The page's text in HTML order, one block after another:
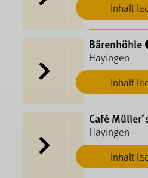
Inhalt
Inhalt
Bärenhöhle
Hayingen
Inhalt
Café
Hayingen